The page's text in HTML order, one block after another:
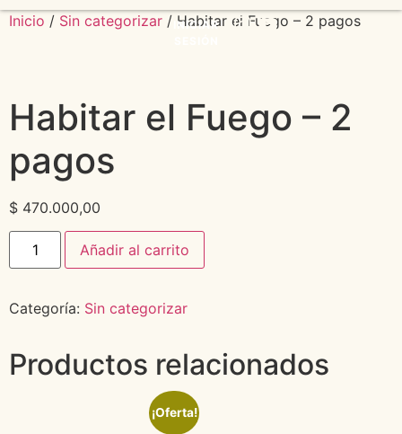
INICIAR
Inicio / Sin categorizar / Habitar el Fuego – 2 pagos
Habitar el Fuego – 2
pagos
$ 470.000,00
Añadir al carrito
Categoría: Sin categorizar
Productos relacionados
¡Oferta!